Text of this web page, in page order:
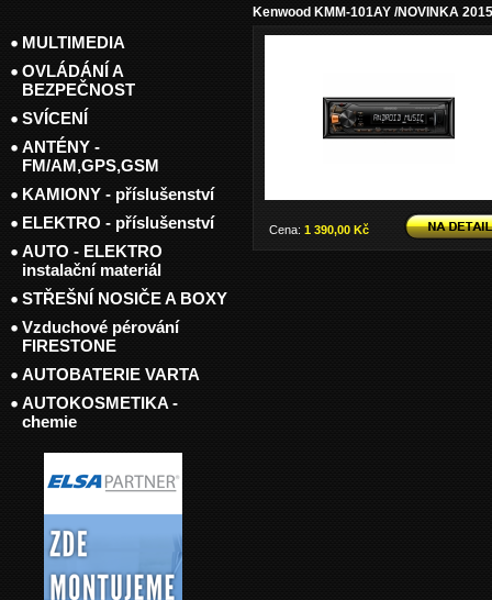
Kenwood KMM-101AY /NOVINKA
Cena: 1 390,00 Kč
MULTIMEDIA
OVLÁDÁNÍ A
BEZPEČNOST
SVÍCENÍ
ANTÉNY -
FM/AM,GPS,GSM
KAMIONY - příslušenství
ELEKTRO - příslušenství
AUTO - ELEKTRO
instalační materiál
STŘEŠNÍ NOSIČE A BOXY
Vzduchové pérování
FIRESTONE
AUTOBATERIE VARTA
AUTOKOSMETIKA -
chemie